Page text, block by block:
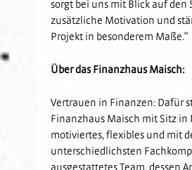
sorgt bei uns mit Blick auf den
zusätzliche Motivation und
Projekt in besonderem Maße.“
Über das Finanzhaus Maisch:
Vertrauen in Finanzen: Dafür
Finanzhaus Maisch mit Sitz in
motiviertes, flexibles und mit
unterschiedlichsten
ausgestattetes Team, dessen